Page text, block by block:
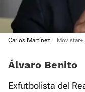
Carlos Martínez. Movistar+
Álvaro Benito
Exfutbolista del